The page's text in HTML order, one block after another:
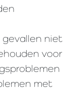
niet
voor
met